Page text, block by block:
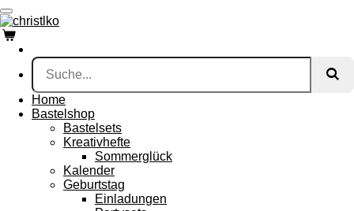
Zum
Hauptinhalt
springen
Home
Bastelshop
Bastelsets
Kreativhefte
Sommerglück
Kalender
Geburtstag
Einladungen